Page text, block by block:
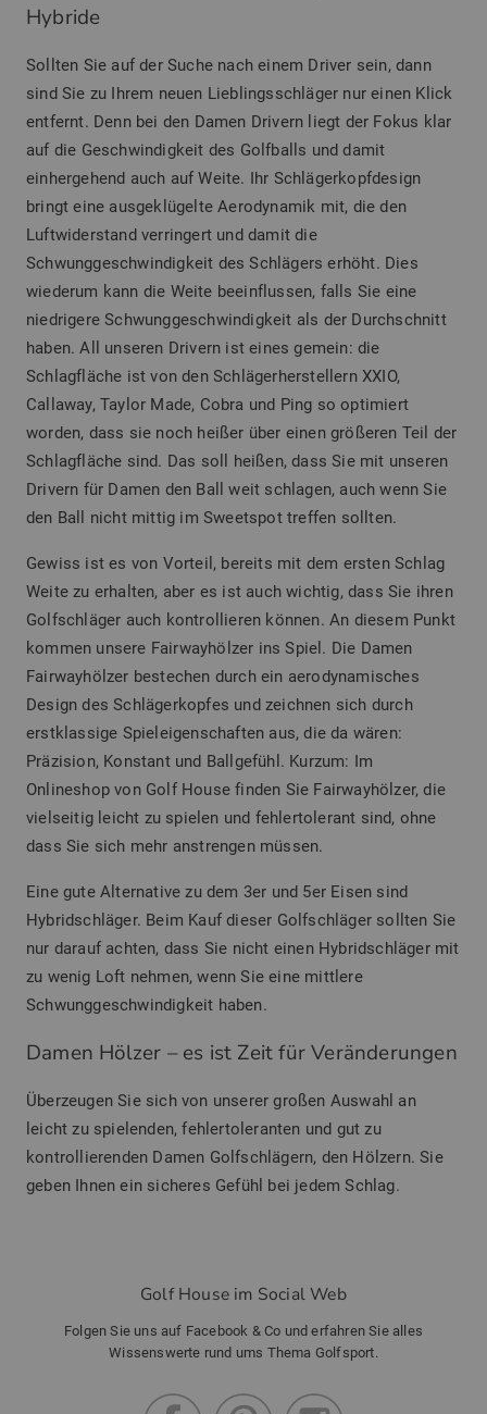
Hybride
Sollten Sie auf der Suche nach einem Driver sein, dann
sind Sie zu Ihrem neuen Lieblingsschläger nur einen Klick
entfernt. Denn bei den Damen Drivern liegt der Fokus klar
auf die Geschwindigkeit des Golfballs und damit
einhergehend auch auf Weite. Ihr Schlägerkopfdesign
bringt eine ausgeklügelte Aerodynamik mit, die den
Luftwiderstand verringert und damit die
Schwunggeschwindigkeit des Schlägers erhöht. Dies
wiederum kann die Weite beeinflussen, falls Sie eine
niedrigere Schwunggeschwindigkeit als der Durchschnitt
haben. All unseren Drivern ist eines gemein: die
Schlagfläche ist von den Schlägerherstellern XXIO,
Callaway, Taylor Made, Cobra und Ping so optimiert
worden, dass sie noch heißer über einen größeren Teil der
Schlagfläche sind. Das soll heißen, dass Sie mit unseren
Drivern für Damen den Ball weit schlagen, auch wenn Sie
den Ball nicht mittig im Sweetspot treffen sollten.
Gewiss ist es von Vorteil, bereits mit dem ersten Schlag
Weite zu erhalten, aber es ist auch wichtig, dass Sie ihren
Golfschläger auch kontrollieren können. An diesem Punkt
kommen unsere Fairwayhölzer ins Spiel. Die Damen
Fairwayhölzer bestechen durch ein aerodynamisches
Design des Schlägerkopfes und zeichnen sich durch
erstklassige Spieleigenschaften aus, die da wären:
Präzision, Konstant und Ballgefühl. Kurzum: Im
Onlineshop von Golf House finden Sie Fairwayhölzer, die
vielseitig leicht zu spielen und fehlertolerant sind, ohne
dass Sie sich mehr anstrengen müssen.
Eine gute Alternative zu dem 3er und 5er Eisen sind
Hybridschläger. Beim Kauf dieser Golfschläger sollten Sie
nur darauf achten, dass Sie nicht einen Hybridschläger mit
zu wenig Loft nehmen, wenn Sie eine mittlere
Schwunggeschwindigkeit haben.
Damen Hölzer – es ist Zeit für Veränderungen
Überzeugen Sie sich von unserer großen Auswahl an
leicht zu spielenden, fehlertoleranten und gut zu
kontrollierenden Damen Golfschlägern, den Hölzern. Sie
geben Ihnen ein sicheres Gefühl bei jedem Schlag.
Golf House im Social Web
Folgen Sie uns auf Facebook & Co und erfahren Sie alles
Wissenswerte rund ums Thema Golfsport.